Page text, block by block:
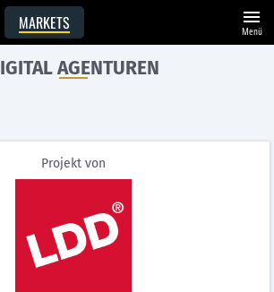
MARKETS menu
Menü
AGENTUREN
Projekt von